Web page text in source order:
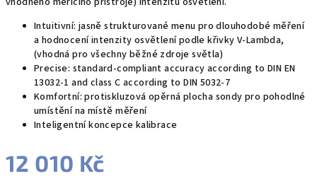
Intuitivní: jasně strukturované menu pro dlouhodobé měření
a hodnocení intenzity osvětlení podle křivky V-Lambda,
(vhodná pro všechny běžné zdroje světla)
Precise: standard-compliant accuracy according to DIN EN
13032-1 and class C according to DIN 5032-7
Komfortní: protiskluzová opěrná plocha sondy pro pohodlné
umístění na místě měření
Inteligentní koncepce kalibrace
12 010 Kč